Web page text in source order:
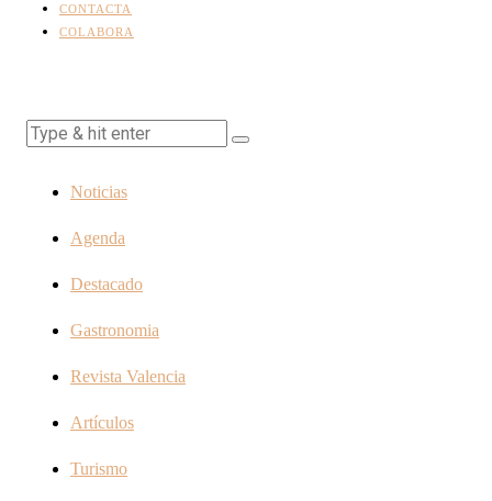
CONTACTA
COLABORA
Noticias
Agenda
Destacado
Gastronomia
Revista Valencia
Artículos
Turismo